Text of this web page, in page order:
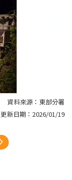
資料來源： 東部分署
更新日期： 2026/01/19